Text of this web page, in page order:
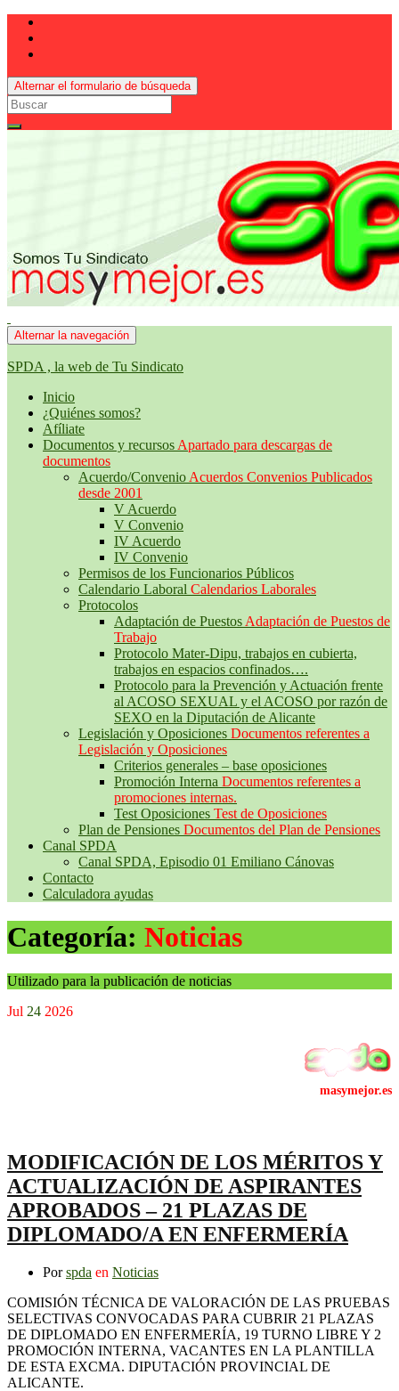
Alternar el formulario de búsqueda
Search
for:
Alternar la navegación
SPDA , la web de Tu Sindicato
Inicio
¿Quiénes somos?
Afíliate
Documentos y recursos Apartado para descargas de
documentos
Acuerdo/Convenio Acuerdos Convenios Publicados
desde 2001
V Acuerdo
V Convenio
IV Acuerdo
IV Convenio
Permisos de los Funcionarios Públicos
Calendario Laboral Calendarios Laborales
Protocolos
Adaptación de Puestos Adaptación de Puestos de
Trabajo
Protocolo Mater-Dipu, trabajos en cubierta,
trabajos en espacios confinados….
Protocolo para la Prevención y Actuación frente
al ACOSO SEXUAL y el ACOSO por razón de
SEXO en la Diputación de Alicante
Legislación y Oposiciones Documentos referentes a
Legislación y Oposiciones
Criterios generales – base oposiciones
Promoción Interna Documentos referentes a
promociones internas.
Test Oposiciones Test de Oposiciones
Plan de Pensiones Documentos del Plan de Pensiones
Canal SPDA
Canal SPDA, Episodio 01 Emiliano Cánovas
Contacto
Calculadora ayudas
Categoría: Noticias
Utilizado para la publicación de noticias
Jul 24 2026
MODIFICACIÓN DE LOS MÉRITOS Y
ACTUALIZACIÓN DE ASPIRANTES
APROBADOS – 21 PLAZAS DE
DIPLOMADO/A EN ENFERMERÍA
Porspda en Noticias
COMISIÓN TÉCNICA DE VALORACIÓN DE LAS PRUEBAS
SELECTIVAS CONVOCADAS PARA CUBRIR 21 PLAZAS
DE DIPLOMADO EN ENFERMERÍA, 19 TURNO LIBRE Y 2
PROMOCIÓN INTERNA, VACANTES EN LA PLANTILLA
DE ESTA EXCMA. DIPUTACIÓN PROVINCIAL DE
ALICANTE.